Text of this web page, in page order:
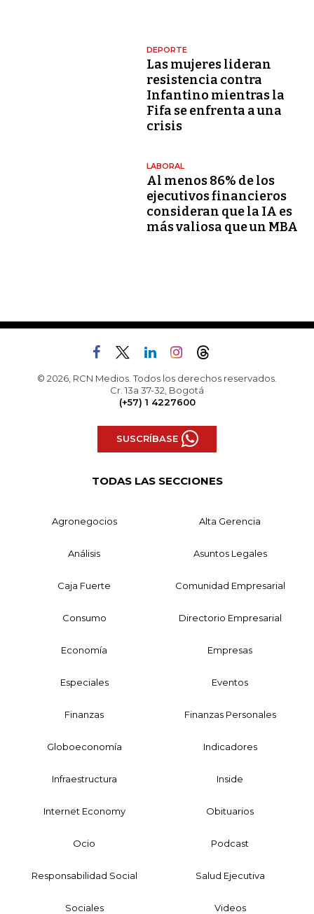
DEPORTE
Las mujeres lideran
resistencia contra
Infantino mientras la
Fifa se enfrenta a una
crisis
LABORAL
Al menos 86% de los
ejecutivos financieros
consideran que la IA es
más valiosa que un MBA
© 2026, RCN Medios. Todos los derechos reservados.
Cr. 13a 37-32, Bogotá
(+57) 1 4227600
SUSCRÍBASE
TODAS LAS SECCIONES
Agronegocios Alta Gerencia
Análisis Asuntos Legales
Caja Fuerte Comunidad Empresarial
Consumo Directorio Empresarial
Economía Empresas
Especiales Eventos
Finanzas Finanzas Personales
Globoeconomía Indicadores
Infraestructura Inside
Internet Economy Obituarios
Ocio Podcast
Responsabilidad Social Salud Ejecutiva
Sociales Videos